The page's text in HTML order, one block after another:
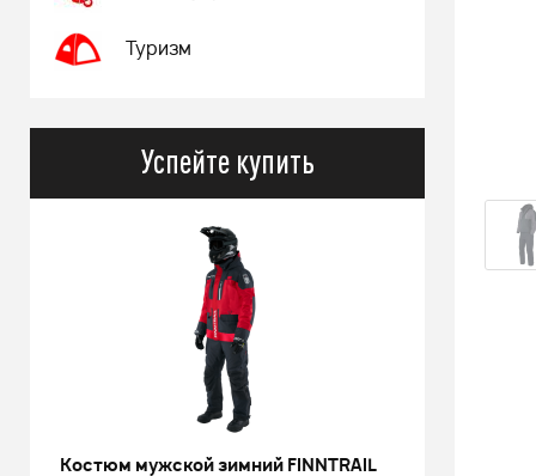
Туризм
Успейте купить
Костюм мужской зимний FINNTRAIL